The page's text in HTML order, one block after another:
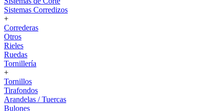
Sistemas Corredizos
+
Correderas
Otros
Rieles
Ruedas
Tornillería
+
Tornillos
Tirafondos
Arandelas / Tuercas
Bulones